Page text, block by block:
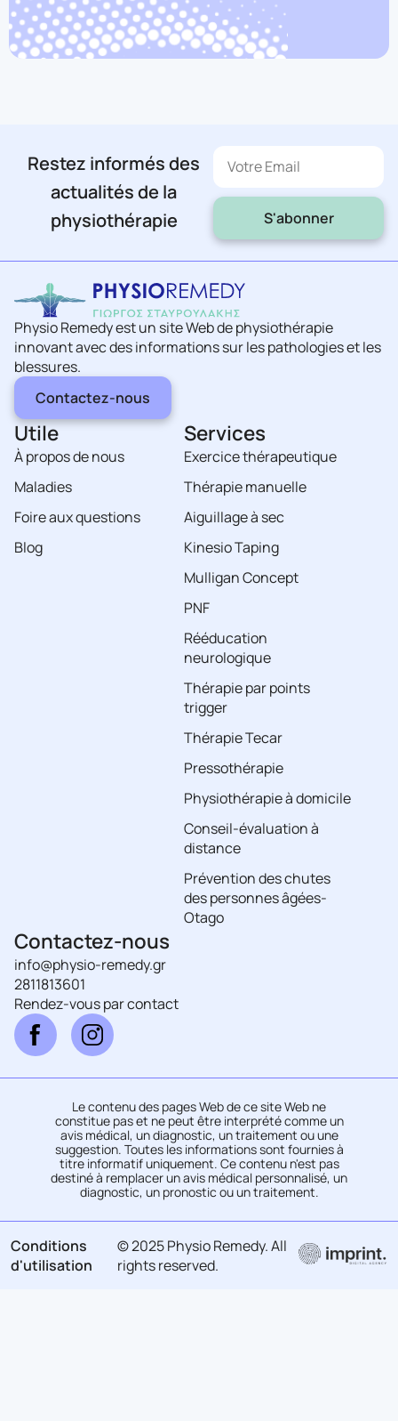
Restez informés des
actualités de la
physiothérapie
S'abonner
Physio Remedy est un site Web de physiothérapie
innovant avec des informations sur les pathologies et les
blessures.
Contactez-nous
Utile
À propos de nous
Maladies
Foire aux questions
Blog
Services
Exercice thérapeutique
Thérapie manuelle
Aiguillage à sec
Kinesio Taping
Mulligan Concept
PNF
Rééducation
neurologique
Thérapie par points
trigger
Thérapie Tecar
Pressothérapie
Physiothérapie à domicile
Conseil-évaluation à
distance
Prévention des chutes
des personnes âgées-
Otago
Contactez-nous
info@physio-remedy.gr
2811813601
Rendez-vous par contact
Le contenu des pages Web de ce site Web ne
constitue pas et ne peut être interprété comme un
avis médical, un diagnostic, un traitement ou une
suggestion. Toutes les informations sont fournies à
titre informatif uniquement. Ce contenu n'est pas
destiné à remplacer un avis médical personnalisé, un
diagnostic, un pronostic ou un traitement.
Conditions
d'utilisation
© 2025 Physio Remedy. All
rights reserved.